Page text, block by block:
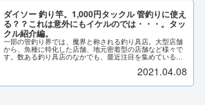
ダイソー 釣り竿。1,000円タックル 管釣りに使え
る？？これは意外にもイケルのでは・・・。タッ
クル紹介編。
一部の管釣り界では、魔界と称される釣り具店。大型店舗
から、魚種に特化した店舗、地元密着型の店舗など様々で
す。数ある釣り具店のなかでも、最近注目を集めているシ
ョップがあります。言うまでもりませんが、それは、ダイ
ソーです。そんなダイソーで素敵なものを購入してきまし
2021.04.08